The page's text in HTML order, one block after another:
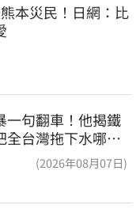
本災民！日網：比
一句翻車！他揭鐵
全台灣拖下水哪時
(2026年08月07日)